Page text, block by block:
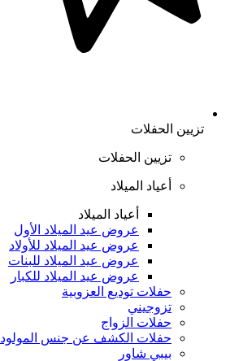
تزيين الحفلات
تزيين الحفلات
أعياد الميلاد
أعياد الميلاد
عروض عيد الميلاد الأول
عروض عيد الميلاد للأولاد
عروض عيد الميلاد للبنات
عروض عيد الميلاد للكبار
حفلات توديع العزوبية
تزوجيني
حفلات الزواج
حفلات الكشف عن جنس المولود
بيبي شاور